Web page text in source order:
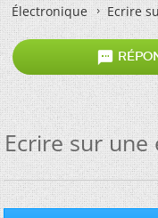
Électronique
Ecrire

Ecrire sur une